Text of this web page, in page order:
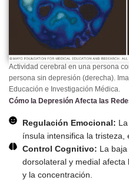
Actividad cerebral en una persona
persona sin depresión (derecha).
Educación e Investigación Médica.
Cómo la Depresión Afecta las
Regulación Emocional:
ínsula intensifica la tristeza,
Control Cognitivo: La
dorsolateral y medial
y la concentración.